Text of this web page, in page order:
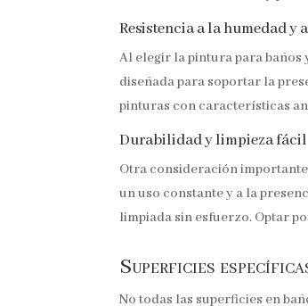
Resistencia a la humedad y
Al elegir la pintura para baños
diseñada para soportar la
pinturas con características
Durabilidad y limpieza fácil
Otra consideración
un uso constante y a la
limpiada sin esfuerzo. Optar
Superficies
No todas las superficies en